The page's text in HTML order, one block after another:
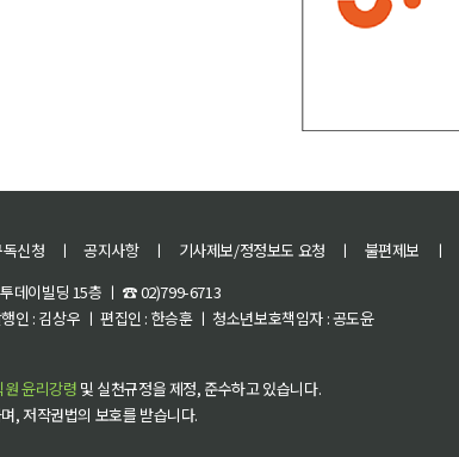
신청 ㅣ 공지사항 ㅣ 기사제보/정정보도 요청 ㅣ 불편제보 ㅣ
데이빌딩 15층 ㅣ ☎ 02)799-6713
인 : 김상우 ㅣ 편집인 : 한승훈 ㅣ 청소년보호책임자 : 공도윤
원 윤리강령 및 실천규정을 제정, 준수하고 있습니다.
, 저작권법의 보호를 받습니다.